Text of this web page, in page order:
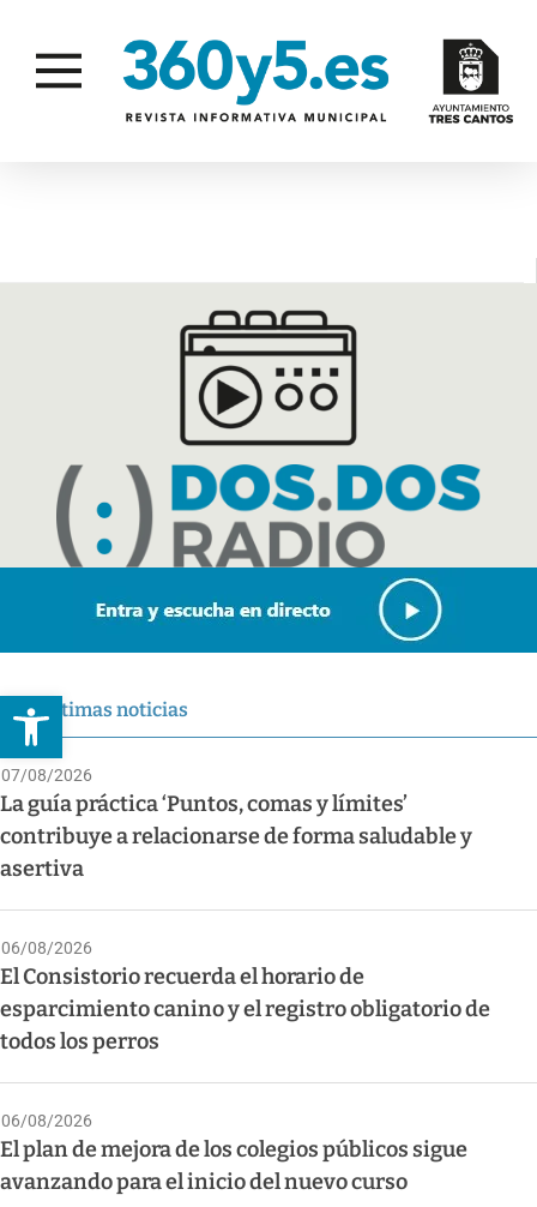
Abrir barra de herramientas
Últimas noticias
07/08/2026
La guía práctica ‘Puntos, comas y límites’
contribuye a relacionarse de forma saludable y
asertiva
06/08/2026
El Consistorio recuerda el horario de
esparcimiento canino y el registro obligatorio de
todos los perros
06/08/2026
El plan de mejora de los colegios públicos sigue
avanzando para el inicio del nuevo curso